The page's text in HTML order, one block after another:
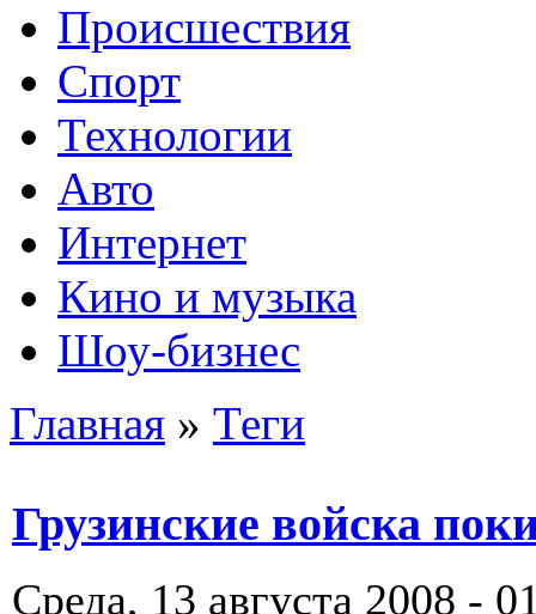
Происшествия
Спорт
Технологии
Авто
Интернет
Кино и музыка
Шоу-бизнес
Главная » Теги
Грузинские войска
Среда, 13 августа 2008 -